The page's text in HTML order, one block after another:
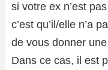
si votre ex n’est
c’est qu’il/elle n’a
de vous donner
Dans ce cas, il est